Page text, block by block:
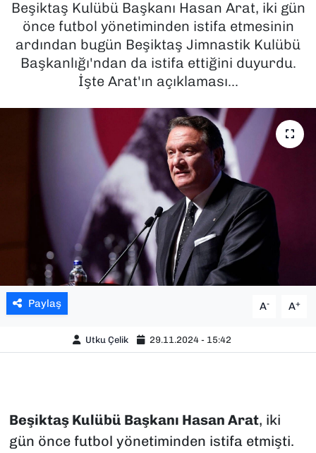
Beşiktaş Kulübü Başkanı Hasan Arat, iki gün
önce futbol yönetiminden istifa etmesinin
ardından bugün Beşiktaş Jimnastik Kulübü
Başkanlığı'ndan da istifa ettiğini duyurdu.
İşte Arat'ın açıklaması...
Paylaş A- A+
Utku Çelik 29.11.2024 - 15:42
Beşiktaş Kulübü Başkanı Hasan Arat, iki
gün önce futbol yönetiminden istifa etmişti.
KÜLTÜR SANAT
MAGAZİN
POLİTİKA
SAĞLIK
TEKNOLOJİ
YEREL YÖNETİMLER
Son Dakika Haberleri
Haber Arşivi